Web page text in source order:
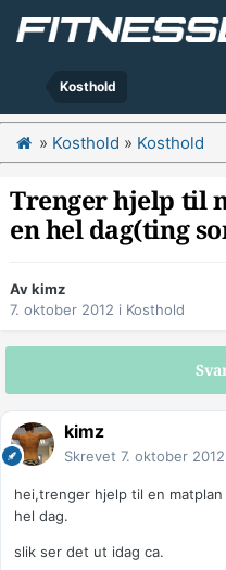
Kosthold
» Kosthold » Kosthold
Trenger hjelp til
en hel dag(ting
Avkimz
7. oktober 2012 i Kosthold
kimz
Skrevet 7. oktober 2012
hei,trenger hjelp til en
hel dag.
slik ser det ut idag ca.